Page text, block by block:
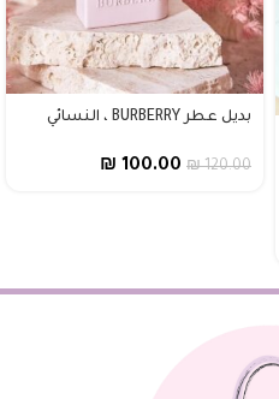
بديل عطر BURBERRY ، النسائي
₪120.00
₪ 100.00